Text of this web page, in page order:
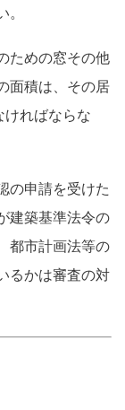
。
ための窓その他
面積は、その居
ければならな
の申請を受けた
建築基準法令の
都市計画法等の
るかは審査の対